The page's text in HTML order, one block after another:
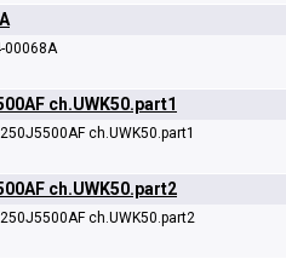
00068A
ch.UWK50.part1
ch.UWK50.part1
ch.UWK50.part2
ch.UWK50.part2